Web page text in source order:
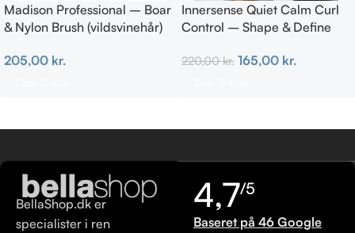
Madison Professional – Boar
& Nylon Brush (vildsvinehår)
205,00 kr.
Innersense Quiet Calm Curl
Control – Shape & Define
220,00kr. 165,00 kr.
BellaShop.dk er
specialister i ren
4,7/5
Baseret på 46 Google